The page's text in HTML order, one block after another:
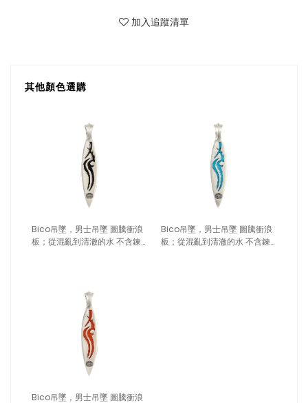
加入追蹤清單
其他顏色選購
Bico吊墜，男士吊墜 圖騰衝浪
板；從混亂到清澈的水 不含鍊
Bico吊墜，男士吊墜 圖騰衝浪
板；從混亂到清澈的水 不含鍊
Bico吊墜，男士吊墜 圖騰衝浪